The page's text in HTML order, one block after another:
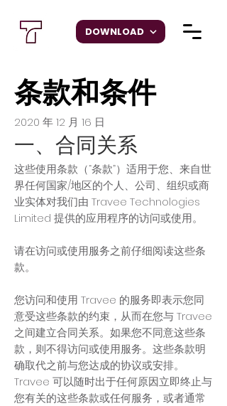
DOWNLOAD
条款和条件
2020 年 12 月 16 日
一、合同关系
这些使用条款（“条款”）适用于您、来自世
界任何国家/地区的个人、公司、组织或商
业实体对我们由 Travee Technologies
Limited 提供的应用程序的访问或使用。
请在访问或使用服务之前仔细阅读这些条
款。
您访问和使用 Travee 的服务即表示您同
意受这些条款的约束，从而在您与 Travee
之间建立合同关系。如果您不同意这些条
款，则不得访问或使用服务。这些条款明
确取代之前与您达成的协议或安排。
Travee 可以随时出于任何原因立即终止与
您有关的这些条款或任何服务，或者通常